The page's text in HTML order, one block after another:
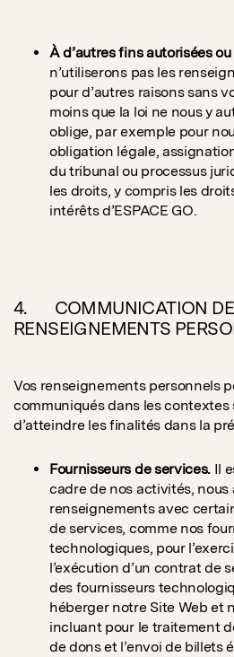
À d’autres fins autorisées
n’utiliserons pas les
pour d’autres raisons sans
moins que la loi ne nous y
oblige, par exemple pour
obligation légale,
du tribunal ou processus
les droits, y compris les
intérêts d’ESPACE GO.
4. COMMUNICATION DE
RENSEIGNEMENTS
Vos renseignements personnels
communiqués dans les contextes
d’atteindre les finalités dans la
Fournisseurs de services. Il
cadre de nos activités, nous
renseignements avec
de services, comme nos
technologiques, pour
l’exécution d’un contrat de
des fournisseurs
héberger notre Site Web et
incluant pour le traitement
de dons et l’envoi de billets